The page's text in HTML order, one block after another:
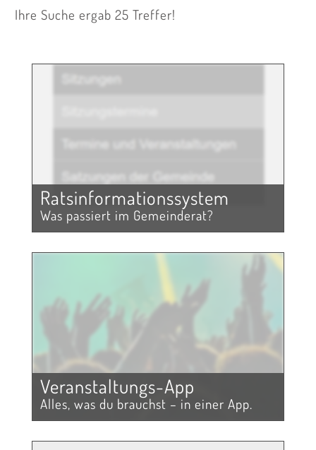
Ihre Suche ergab 25 Treffer!
Rats­informations­system
Was passiert im Gemeinderat?
Veranstaltungs-App
Alles, was du brauchst – in einer App.